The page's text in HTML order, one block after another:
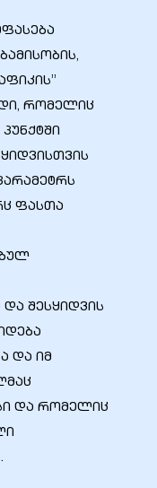
რომელიც
ფასთა
და შესყიდვის
და იმ
და რომელიც